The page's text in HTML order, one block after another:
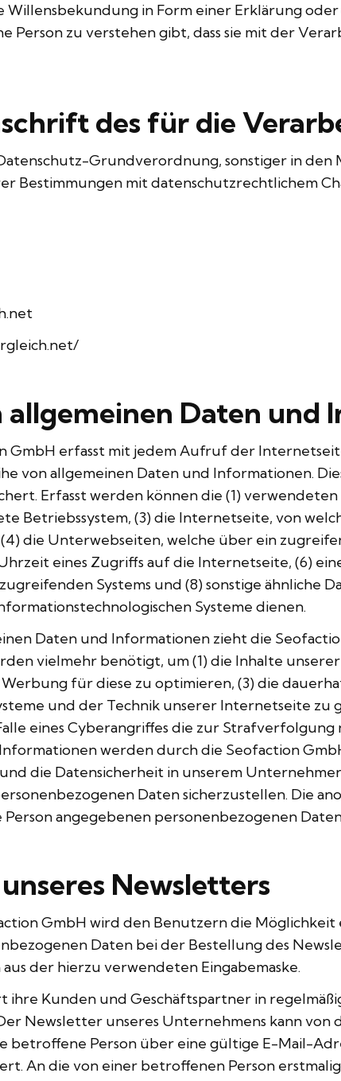
Willensbekundung in Form einer Erklärung
Person zu verstehen gibt, dass sie mit der
des für die
Grundverordnung, sonstiger in
Bestimmungen mit datenschutzrechtlichem
allgemeinen Daten und
GmbH erfasst mit jedem Aufruf der
von allgemeinen Daten und Informationen.
Erfasst werden können die (1)
Betriebssystem, (3) die Internetseite, von
die Unterwebseiten, welche über ein
eines Zugriffs auf die Internetseite, (6)
Systems und (8) sonstige ähnliche
Systeme dienen.
Daten und Informationen zieht die
vielmehr benötigt, um (1) die Inhalte
für diese zu optimieren, (3) die
und der Technik unserer Internetseite zu
eines Cyberangriffes die zur
werden durch die Seofaction
die Datensicherheit in unserem
Daten sicherzustellen. Die
angegebenen personenbezogenen
Newsletters
GmbH wird den Benutzern die
Daten bei der Bestellung des
der hierzu verwendeten Eingabemaske.
ihre Kunden und Geschäftspartner in
Newsletter unseres Unternehmens kann
betroffene Person über eine gültige E-Mail-
An die von einer betroffenen Person